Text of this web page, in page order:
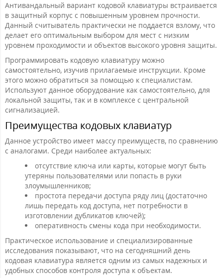
Антивандальный вариант кодовой клавиатуры встраивается
в защитный корпус с повышенным уровнем прочности.
Данный считыватель практически не поддается взлому, что
делает его оптимальным выбором для мест с низким
уровнем проходимости и объектов высокого уровня защиты.
Программировать кодовую клавиатуру можно
самостоятельно, изучив прилагаемые инструкции. Кроме
этого можно обратиться за помощью к специалистам.
Используют данное оборудование как самостоятельно, для
локальной защиты, так и в комплексе с центральной
сигнализацией.
Преимущества кодовых клавиатур
Данное устройство имеет массу преимуществ, по сравнению
с аналогами. Среди наиболее актуальных:
отсутствие ключа или карты, которые могут быть
утеряны пользователями или попасть в руки
злоумышленников;
простота передачи доступа ряду лиц (достаточно
лишь передать код доступа, нет потребности в
изготовлении дубликатов ключей);
оперативность смены кода при необходимости.
Практическое использование и специализированные
исследования показывают, что на сегодняшний день
кодовая клавиатура является одним из самых надежных и
удобных способов контроля доступа к объектам.